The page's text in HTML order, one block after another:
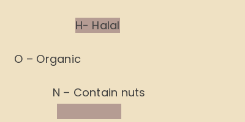
H- Halal
O – Organic
N – Contain nuts